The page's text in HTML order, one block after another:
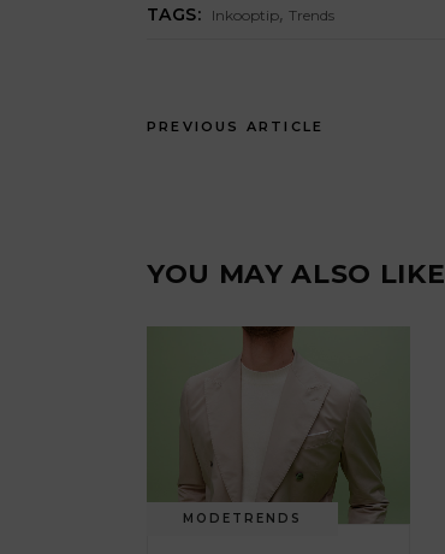
TAGS: Inkooptip,Trends
PREVIOUS ARTICLE
YOU MAY ALSO LIKE
MODETRENDS